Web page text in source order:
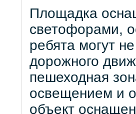
Площадка
светофорами,
ребята могут
дорожного
пешеходная
освещением и
объект